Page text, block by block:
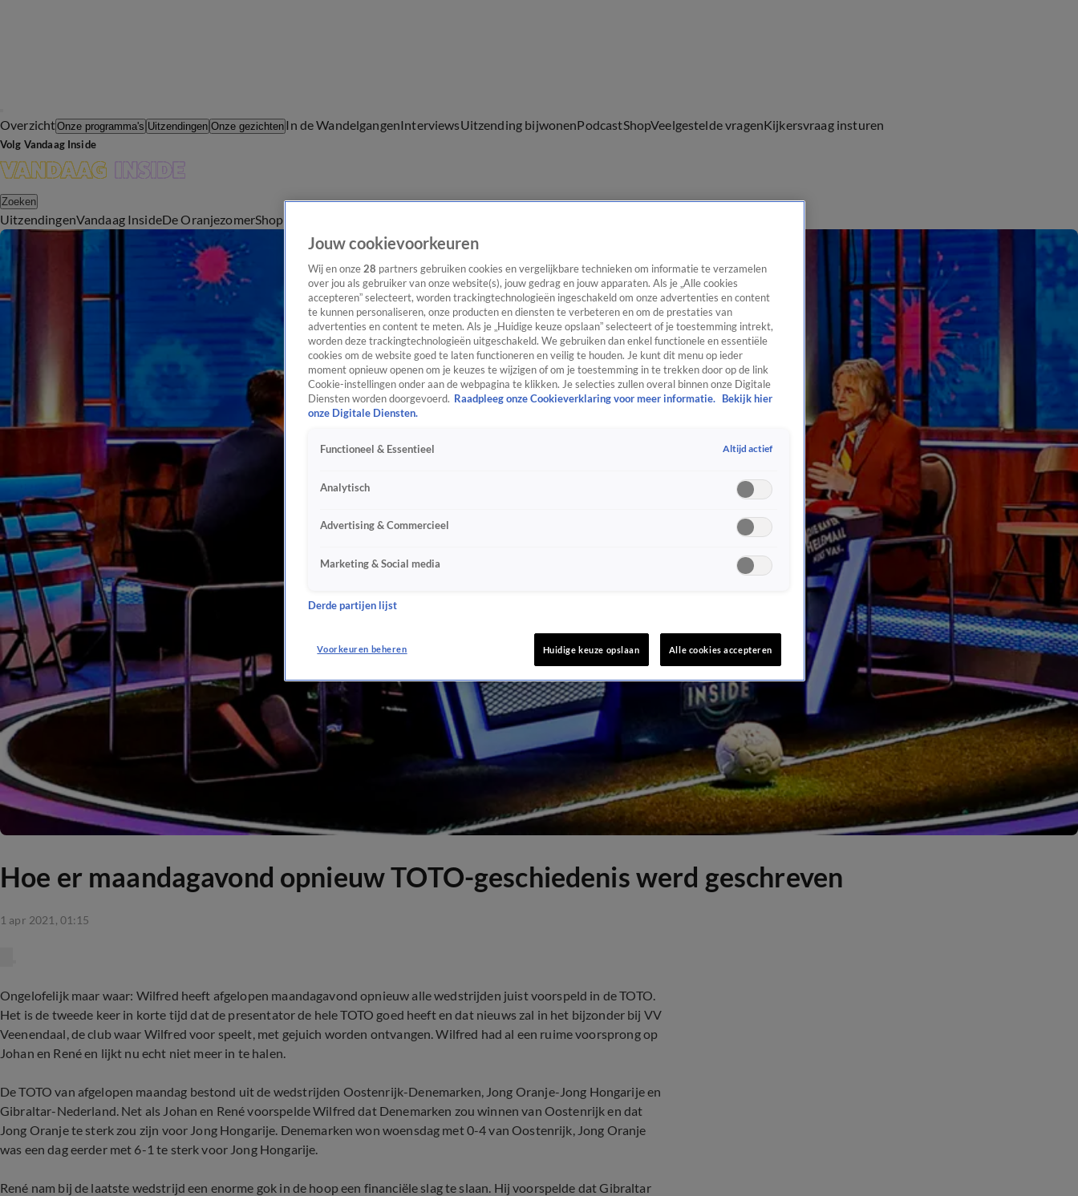
OverzichtOnze programma's Uitzendingen Onze gezichten In de WandelgangenInterviewsUitzending bijwonenPodcastShopVeelgestelde vragenKijkersvraag insturen
Volg Vandaag Inside
Zoeken
UitzendingenVandaag InsideDe OranjezomerShop
Hoe er maandagavond opnieuw TOTO-geschiedenis werd geschreven
1 apr 2021, 01:15
Ongelofelijk maar waar: Wilfred heeft afgelopen maandagavond opnieuw alle wedstrijden juist voorspeld in de TOTO.
Het is de tweede keer in korte tijd dat de presentator de hele TOTO goed heeft en dat nieuws zal in het bijzonder bij VV
Veenendaal, de club waar Wilfred voor speelt, met gejuich worden ontvangen. Wilfred had al een ruime voorsprong op
Johan en René en lijkt nu echt niet meer in te halen.
De TOTO van afgelopen maandag bestond uit de wedstrijden Oostenrijk-Denemarken, Jong Oranje-Jong Hongarije en
Gibraltar-Nederland. Net als Johan en René voorspelde Wilfred dat Denemarken zou winnen van Oostenrijk en dat
Jong Oranje te sterk zou zijn voor Jong Hongarije. Denemarken won woensdag met 0-4 van Oostenrijk, Jong Oranje
was een dag eerder met 6-1 te sterk voor Jong Hongarije.
René nam bij de laatste wedstrijd een enorme gok in de hoop een financiële slag te slaan. Hij voorspelde dat Gibraltar
Jouw cookievoorkeuren
Wij en onze 28 partners gebruiken cookies en vergelijkbare technieken om informatie te verzamelen
over jou als gebruiker van onze website(s), jouw gedrag en jouw apparaten. Als je „Alle cookies
accepteren” selecteert, worden trackingtechnologieën ingeschakeld om onze advertenties en content
te kunnen personaliseren, onze producten en diensten te verbeteren en om de prestaties van
advertenties en content te meten. Als je „Huidige keuze opslaan” selecteert of je toestemming intrekt,
worden deze trackingtechnologieën uitgeschakeld. We gebruiken dan enkel functionele en essentiële
cookies om de website goed te laten functioneren en veilig te houden. Je kunt dit menu op ieder
moment opnieuw openen om je keuzes te wijzigen of om je toestemming in te trekken door op de link
Cookie-instellingen onder aan de webpagina te klikken. Je selecties zullen overal binnen onze Digitale
Diensten worden doorgevoerd. Raadpleeg onze Cookieverklaring voor meer informatie.
Bekijk hier
onze Digitale Diensten.
Functioneel & Essentieel Altijd actief
Analytisch
Advertising & Commercieel
Marketing & Social media
Derde partijen lijst
Voorkeuren beheren Huidige keuze opslaan Alle cookies accepteren